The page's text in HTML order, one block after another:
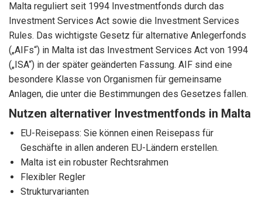
Malta reguliert seit 1994 Investmentfonds durch das
Investment Services Act sowie die Investment Services
Rules. Das wichtigste Gesetz für alternative Anlegerfonds
(„AIFs“) in Malta ist das Investment Services Act von 1994
(„ISA“) in der später geänderten Fassung. AIF sind eine
besondere Klasse von Organismen für gemeinsame
Anlagen, die unter die Bestimmungen des Gesetzes fallen.
Nutzen alternativer Investmentfonds in Malta
EU-Reisepass: Sie können einen Reisepass für
Geschäfte in allen anderen EU-Ländern erstellen.
Malta ist ein robuster Rechtsrahmen
Flexibler Regler
Strukturvarianten